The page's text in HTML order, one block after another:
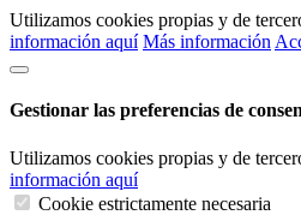
Utilizamos cookies propias y de
información aquí Más información
Gestionar las preferencias de
Utilizamos cookies propias y de
información aquí
Cookie estrictamente necesaria